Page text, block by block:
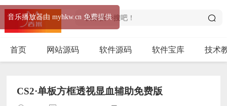
首页 网站源码 软件源码 软件宝库 技术
CS2·单板方框透视显血辅助免费版
音乐播放器由 myhkw.cn 免费提供